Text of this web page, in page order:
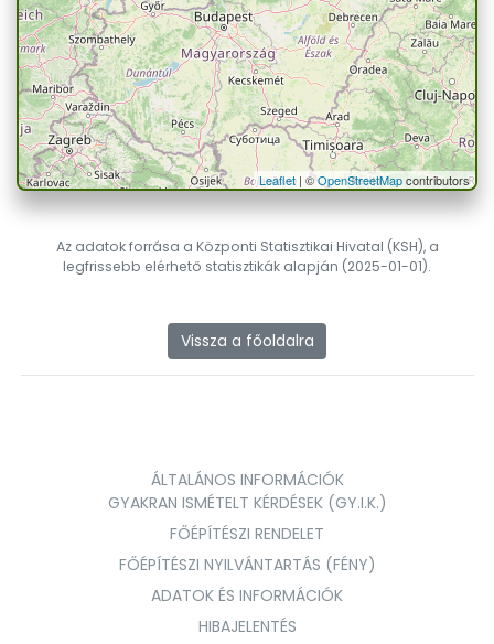
Leaflet| ©OpenStreetMapcontributors
Az adatok forrása a Központi Statisztikai Hivatal (KSH), a
legfrissebb elérhető statisztikák alapján (2025-01-01).
Vissza a főoldalra
ÁLTALÁNOS INFORMÁCIÓK
GYAKRAN ISMÉTELT KÉRDÉSEK (GY.I.K.)
FŐÉPÍTÉSZI RENDELET
FŐÉPÍTÉSZI NYILVÁNTARTÁS (FÉNY)
ADATOK ÉS INFORMÁCIÓK
HIBAJELENTÉS